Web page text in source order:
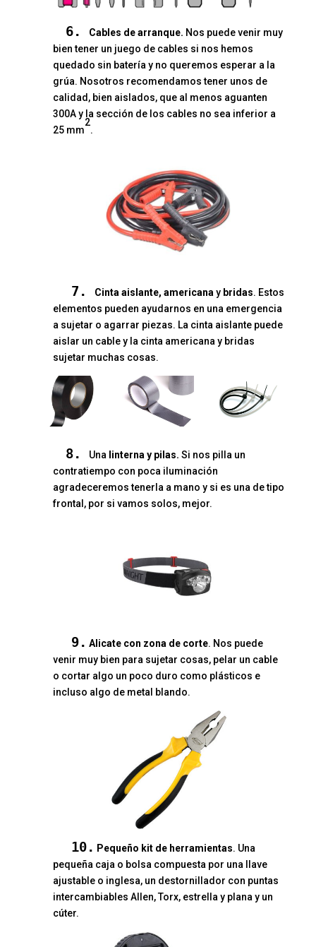
6. Cables de arranque. Nos puede venir muy
bien tener un juego de cables si nos hemos
quedado sin batería y no queremos esperar a la
grúa. Nosotros recomendamos tener unos de
calidad, bien aislados, que al menos aguanten
300A y la sección de los cables no sea inferior a
25 mm
2
.
7. Cinta aislante, americana y bridas. Estos
elementos pueden ayudarnos en una emergencia
a sujetar o agarrar piezas. La cinta aislante puede
aislar un cable y la cinta americana y bridas
sujetar muchas cosas.
8. Una linterna y pilas. Si nos pilla un
contratiempo con poca iluminación
agradeceremos tenerla a mano y si es una de tipo
frontal, por si vamos solos, mejor.
9. Alicate con zona de corte. Nos puede
venir muy bien para sujetar cosas, pelar un cable
o cortar algo un poco duro como plásticos e
incluso algo de metal blando.
10. Pequeño kit de herramientas. Una
pequeña caja o bolsa compuesta por una llave
ajustable o inglesa, un destornillador con puntas
intercambiables Allen, Torx, estrella y plana y un
cúter.